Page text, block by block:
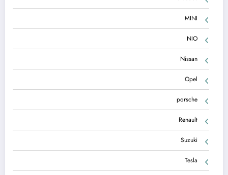
MINI
NIO
Nissan
Opel
porsche
Renault
Suzuki
Tesla